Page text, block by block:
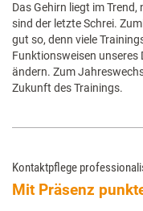
Das Gehirn liegt im
sind der letzte Schrei.
gut so, denn viele
Funktionsweisen unseres
ändern. Zum
Zukunft des Trainings.
Kontaktpflege
Mit Präsenz